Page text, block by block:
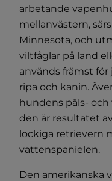
arbetande
mellanvästern,
Minnesota, och
viltfåglar på land
används främst för
ripa och kanin.
hundens päls-
den är resultatet
lockiga retrievern
vattenspanielen.
Den amerikanska